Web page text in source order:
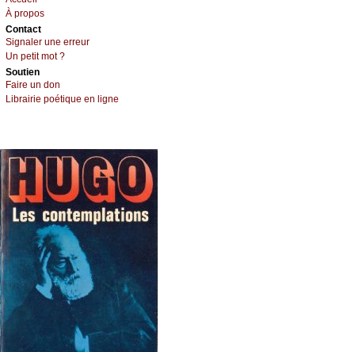
À prоpos
Cоntact
Signaler une errеur
Un pеtit mоt ?
Sоutien
Fаirе un dоn
Librairiе pоétique en lignе